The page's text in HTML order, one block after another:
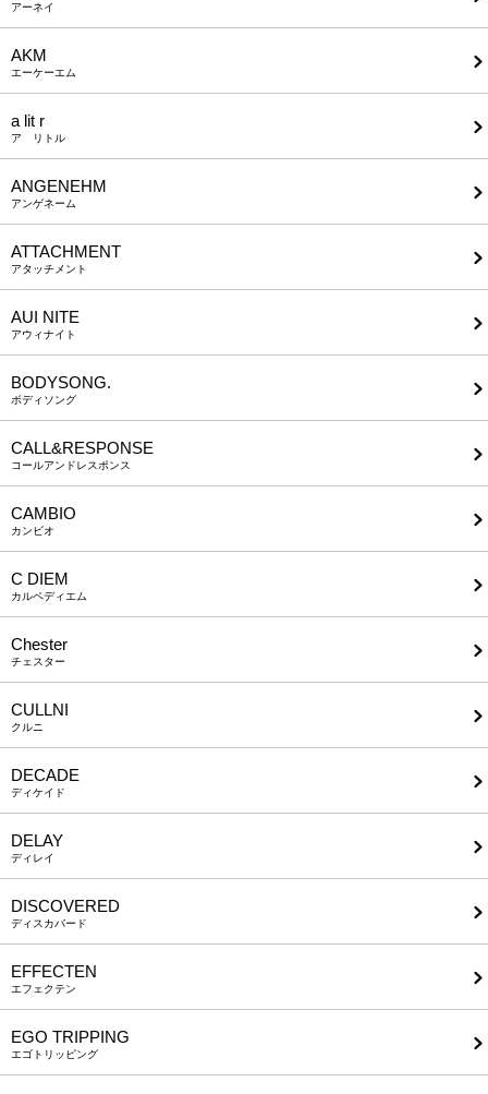
アーネイ
AKM
エーケーエム
a lit r
ア リトル
ANGENEHM
アンゲネーム
ATTACHMENT
アタッチメント
AUI NITE
アウィナイト
BODYSONG.
ボディソング
CALL&RESPONSE
コールアンドレスポンス
CAMBIO
カンビオ
C DIEM
カルペディエム
Chester
チェスター
CULLNI
クルニ
DECADE
ディケイド
DELAY
ディレイ
DISCOVERED
ディスカバード
EFFECTEN
エフェクテン
EGO TRIPPING
エゴトリッピング